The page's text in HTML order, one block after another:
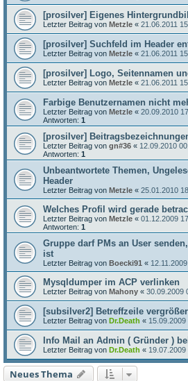
[prosilver] Eigenes
Letzter Beitrag von Metzle « 21.06.2011
[prosilver] Suchfeld im Header
Letzter Beitrag von Metzle « 21.06.2011
[prosilver] Logo, Seitennamen
Letzter Beitrag von Metzle « 21.06.2011
Farbige Benutzernamen nicht
Letzter Beitrag von Metzle « 20.09.2010
Antworten: 1
[prosilver]
Letzter Beitrag von gn#36 « 12.09.2010
Antworten: 1
Unbeantwortete Themen,
Header
Letzter Beitrag von Metzle « 25.01.2010
Welches Profil wird gerade
Letzter Beitrag von Metzle « 01.12.2009
Antworten: 1
Gruppe darf PMs an User
ist
Letzter Beitrag von Boecki91 «
Mysqldumper im ACP verlinken
Letzter Beitrag von Mahony « 30.09.2009
[subsilver2] Betreffzeile
Letzter Beitrag von Dr.Death « 15.09.2009
Info Mail an Admin ( Gründer )
Letzter Beitrag von Dr.Death « 19.07.2009
Neues Thema